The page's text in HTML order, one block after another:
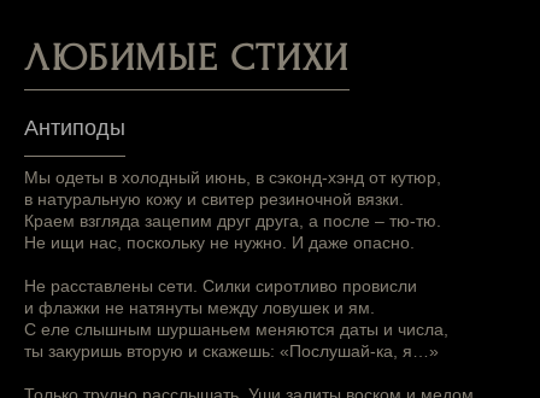
ЛЮБИМЫЕ СТИХИ
Антиподы
Мы одеты в холодный июнь, в сэконд-хэнд от кутюр,
в натуральную кожу и свитер резиночной вязки.
Краем взгляда зацепим друг друга, а после – тю-тю.
Не ищи нас, поскольку не нужно. И даже опасно.
Не расставлены сети. Силки сиротливо провисли
и флажки не натянуты между ловушек и ям.
С еле слышным шуршаньем меняются даты и числа,
ты закуришь вторую и скажешь: «Послушай-ка, я…»